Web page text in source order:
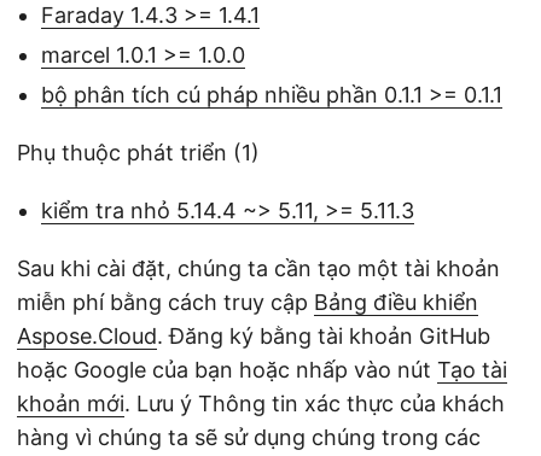
Faraday 1.4.3 >= 1.4.1
marcel 1.0.1 >= 1.0.0
bộ phân tích cú pháp nhiều phần 0.1.1 >= 0.1.1
Phụ thuộc phát triển (1)
kiểm tra nhỏ 5.14.4 ~> 5.11, >= 5.11.3
Sau khi cài đặt, chúng ta cần tạo một tài khoản
miễn phí bằng cách truy cập Bảng điều khiển
Aspose.Cloud. Đăng ký bằng tài khoản GitHub
hoặc Google của bạn hoặc nhấp vào nút Tạo tài
khoản mới. Lưu ý Thông tin xác thực của khách
hàng vì chúng ta sẽ sử dụng chúng trong các